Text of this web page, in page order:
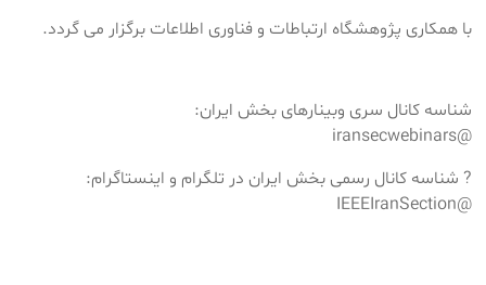
با همکاری پژوهشگاه ارتباطات و فناوری اطلاعات برگزار می گردد.
شناسه کانال سری وبینارهای بخش ایران:
@iransecwebinars
? شناسه کانال رسمی بخش ایران در تلگرام و اینستاگرام:
@IEEEIranSection